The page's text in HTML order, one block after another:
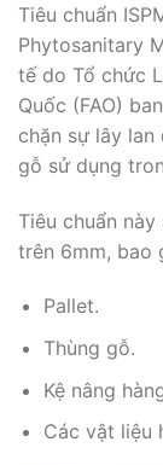
Tiêu chuẩn
Phytosanitary
tế do Tổ chức
Quốc (FAO)
chặn sự lây lan
gỗ sử dụng
Tiêu chuẩn
trên 6mm, bao
Pallet.
Thùng gỗ.
Kệ nâng
Các vật liệu